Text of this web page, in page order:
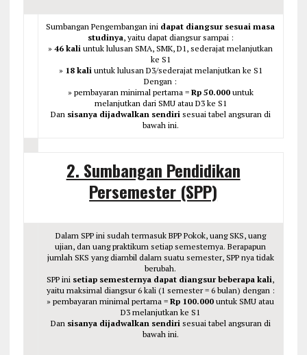
Sumbangan Pengembangan ini dapat diangsur sesuai masa
studinya, yaitu dapat diangsur sampai :
»46 kali untuk lulusan SMA, SMK, D1, sederajat melanjutkan
ke S1
» 18 kali untuk lulusan D3/sederajat melanjutkan ke S1
Dengan :
» pembayaran minimal pertama = Rp 50.000untuk
melanjutkan dari SMU atau D3 ke S1
Dan sisanya dijadwalkan sendiri sesuai tabel angsuran di
bawah ini.
2. Sumbangan Pendidikan
Persemester (SPP)
Dalam SPP ini sudah termasuk BPP Pokok, uang SKS, uang
ujian, dan uang praktikum setiap semesternya. Berapapun
jumlah SKS yang diambil dalam suatu semester, SPP nya tidak
berubah.
SPP ini setiap semesternya dapat diangsur beberapa kali,
yaitu maksimal diangsur 6 kali (1 semester = 6 bulan) dengan :
» pembayaran minimal pertama =Rp 100.000 untuk SMU atau
D3 melanjutkan ke S1
Dan sisanya dijadwalkan sendiri sesuai tabel angsuran di
bawah ini.